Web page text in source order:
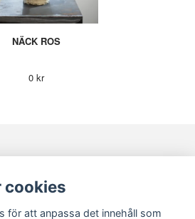
NÄCK ROS
0 kr
cookies
för att anpassa det innehåll som